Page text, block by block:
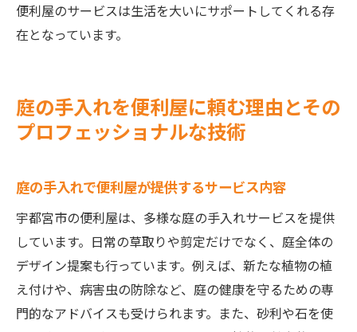
便利屋のサービスは生活を大いにサポートしてくれる存
在となっています。
庭の手入れを便利屋に頼む理由とその
プロフェッショナルな技術
庭の手入れで便利屋が提供するサービス内容
宇都宮市の便利屋は、多様な庭の手入れサービスを提供
しています。日常の草取りや剪定だけでなく、庭全体の
デザイン提案も行っています。例えば、新たな植物の植
え付けや、病害虫の防除など、庭の健康を守るための専
門的なアドバイスも受けられます。また、砂利や石を使